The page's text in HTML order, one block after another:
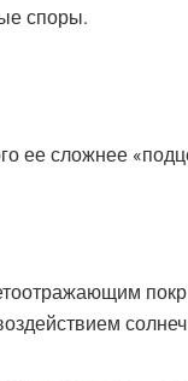
споры.
ее сложнее